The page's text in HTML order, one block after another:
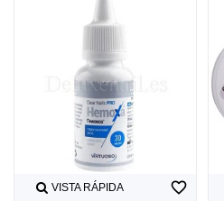
VISTA RÁPIDA favorite_border